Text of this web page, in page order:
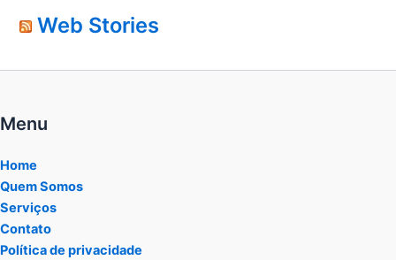
Web Stories
Menu
Home
Quem Somos
Serviços
Contato
Política de privacidade